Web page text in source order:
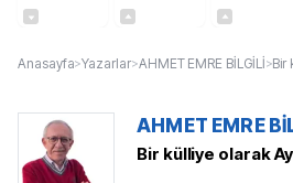
Anasayfa>Yazarlar>AHMET EMRE BİLGİLİ>Bir
AHMET EMRE
Bir külliye olarak